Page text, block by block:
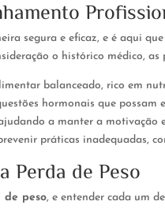
segura e eficaz, e é aqui
o histórico médico,
balanceado, rico em
hormonais que possam
a manter a motivação
práticas inadequadas,
Perda de Peso
de peso, e entender cada um